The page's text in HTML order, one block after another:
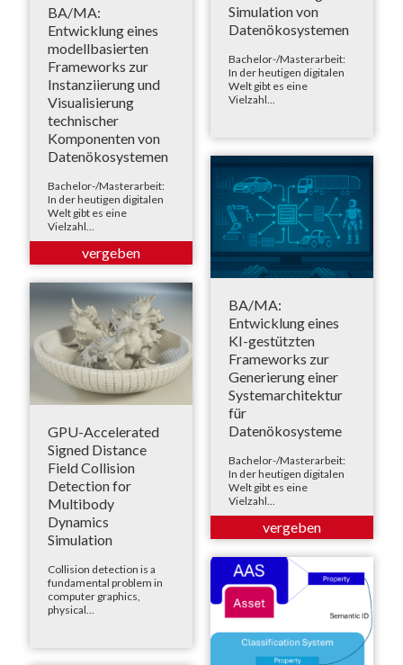
Simulation von
Datenökosystemen
Bachelor-/Masterarbeit:
In der heutigen digitalen
Welt gibt es eine
Vielzahl...
BA/MA:
Entwicklung eines
modellbasierten
Frameworks zur
Instanziierung und
Visualisierung
technischer
Komponenten von
Datenökosystemen
Bachelor-/Masterarbeit:
In der heutigen digitalen
Welt gibt es eine
Vielzahl...
BA/MA:
Entwicklung eines
KI-gestützten
Frameworks zur
Generierung einer
Systemarchitektur
für
Datenökosysteme
Bachelor-/Masterarbeit:
In der heutigen digitalen
Welt gibt es eine
Vielzahl...
GPU-Accelerated
Signed Distance
Field Collision
Detection for
Multibody
Dynamics
Simulation
Collision detection is a
fundamental problem in
computer graphics,
physical...